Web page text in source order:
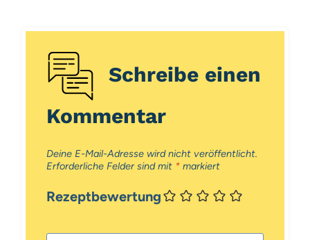
Schreibe einen
Kommentar
Deine E-Mail-Adresse wird nicht veröffentlicht.
Erforderliche Felder sind mit *markiert
Rezeptbewertung